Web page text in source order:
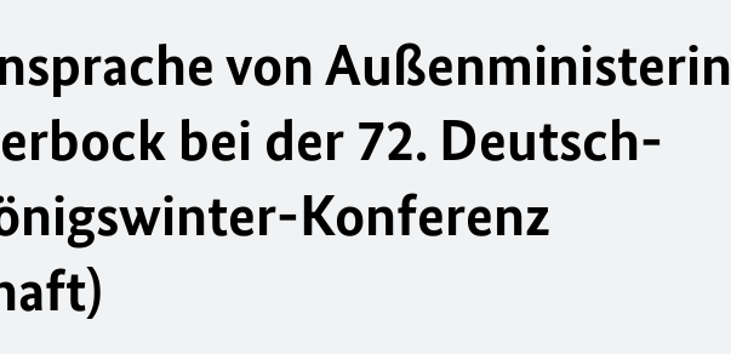
von Außenministerin
bei der 72. Deutsch-
Konferenz